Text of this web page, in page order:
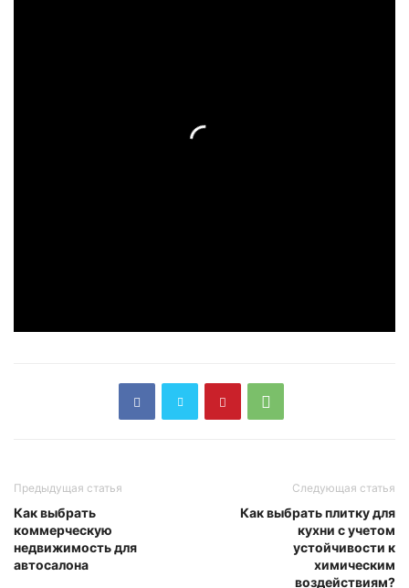
Предыдущая статья
Как выбрать
коммерческую
недвижимость для
автосалона
Следующая статья
Как выбрать плитку для
кухни с учетом
устойчивости к
химическим
воздействиям?